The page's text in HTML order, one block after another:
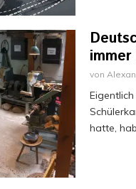
von
hatte,